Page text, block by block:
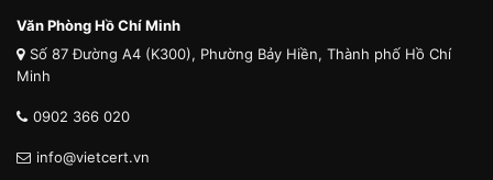
Văn Phòng Hồ Chí Minh
Số 87 Đường A4 (K300), Phường Bảy Hiền, Thành phố Hồ Chí
Minh
0902 366 020
info@vietcert.vn